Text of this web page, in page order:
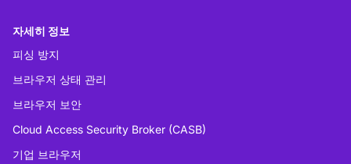
자세히 정보
피싱 방지
브라우저 상태 관리
브라우저 보안
Cloud Access Security Broker (CASB)
기업 브라우저